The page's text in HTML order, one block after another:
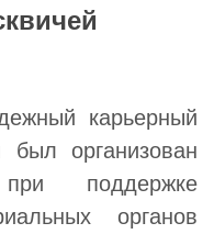
карьерный
был организован
поддержке
органов